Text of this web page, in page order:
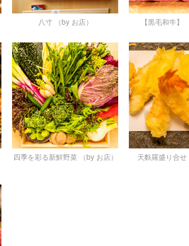
八寸 （by お店） 【黒毛和牛】
四季を彩る新鮮野菜 （by お店） 天麩羅盛り合せ